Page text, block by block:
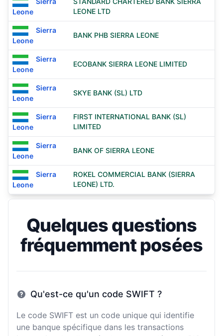
Leone
LEONE LTD
Sierra
Leone
BANK PHB SIERRA LEONE
Sierra
Leone
ECOBANK SIERRA LEONE LIMITED
Sierra
Leone
SKYE BANK (SL) LTD
Sierra
Leone
FIRST INTERNATIONAL BANK (SL)
LIMITED
Sierra
Leone
BANK OF SIERRA LEONE
Sierra
Leone
ROKEL COMMERCIAL BANK (SIERRA
LEONE) LTD.
Quelques questions
fréquemment posées
Qu'est-ce qu'un code SWIFT ?
Le code SWIFT est un code unique qui identifie
une banque spécifique dans les transactions